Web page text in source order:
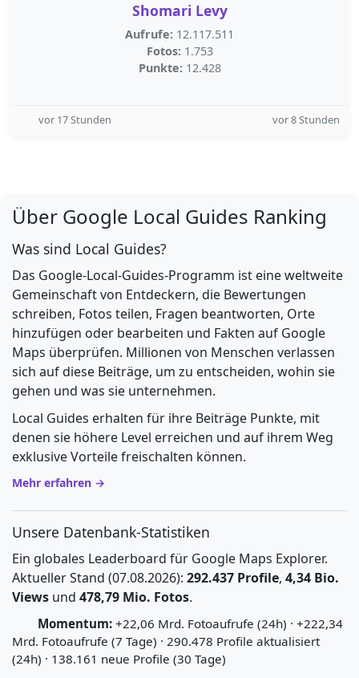
Shomari Levy
Aufrufe: 12.117.511
Fotos: 1.753
Punkte: 12.428
vor 17 Stunden vor 8 Stunden
Über Google Local Guides Ranking
Was sind Local Guides?
Das Google-Local-Guides-Programm ist eine weltweite
Gemeinschaft von Entdeckern, die Bewertungen
schreiben, Fotos teilen, Fragen beantworten, Orte
hinzufügen oder bearbeiten und Fakten auf Google
Maps überprüfen. Millionen von Menschen verlassen
sich auf diese Beiträge, um zu entscheiden, wohin sie
gehen und was sie unternehmen.
Local Guides erhalten für ihre Beiträge Punkte, mit
denen sie höhere Level erreichen und auf ihrem Weg
exklusive Vorteile freischalten können.
Mehr erfahren →
Unsere Datenbank-Statistiken
Ein globales Leaderboard für Google Maps Explorer.
Aktueller Stand (07.08.2026): 292.437 Profile, 4,34 Bio.
Views und 478,79 Mio. Fotos.
Momentum: +22,06 Mrd. Fotoaufrufe (24h) · +222,34
Mrd. Fotoaufrufe (7 Tage) · 290.478 Profile aktualisiert
(24h) · 138.161 neue Profile (30 Tage)